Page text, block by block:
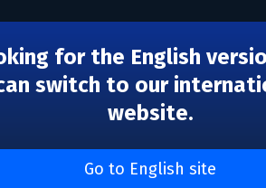
for the English
switch to our
website.
Go to English site
игр Nintendo